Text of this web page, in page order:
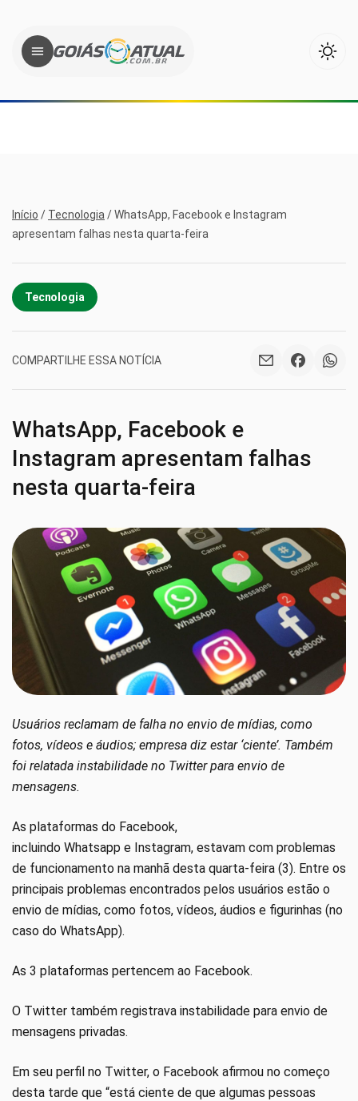
Início / Tecnologia /WhatsApp, Facebook e Instagram
apresentam falhas nesta quarta-feira
Tecnologia
COMPARTILHE ESSA NOTÍCIA
WhatsApp, Facebook e
Instagram apresentam falhas
nesta quarta-feira
Usuários reclamam de falha no envio de mídias, como
fotos, vídeos e áudios; empresa diz estar ‘ciente’. Também
foi relatada instabilidade no Twitter para envio de
mensagens.
As plataformas do Facebook,
incluindo Whatsapp e Instagram, estavam com problemas
de funcionamento na manhã desta quarta-feira (3). Entre os
principais problemas encontrados pelos usuários estão o
envio de mídias, como fotos, vídeos, áudios e figurinhas (no
caso do WhatsApp).
As 3 plataformas pertencem ao Facebook.
O Twitter também registrava instabilidade para envio de
mensagens privadas.
Em seu perfil no Twitter, o Facebook afirmou no começo
desta tarde que “está ciente de que algumas pessoas